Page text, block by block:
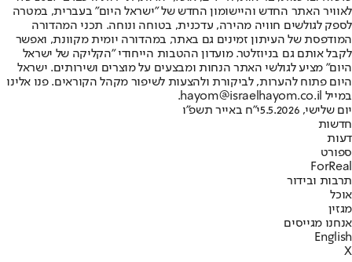
לאוויר האתר החדש והיישומון החדש של "ישראל היום" בעברית, במטרה
לספק לגולשים חוויה מהירה, עדכנית, בטוחה ונוחה. תכני המהדורה
המודפסת של העיתון זמינים גם באתר, במהדורה יומית מקוונת, ואפשר
לקבל אותם גם בניוזלטר. מועדון ההטבות הייחודי "הקליקה של ישראל
היום" מציע לגולשי האתר הנחות ומבצעים על מוצרים ושירותים. ישראל
היום פתוח להערות, לביקורת ולהצעות לשיפור מקהל הקוראים. פנו אלינו
במייל hayom@israelhayom.co.il.
יום שלישי, 5.5.2026
י"ח באייר תשפ"ו
חדשות
דעות
ספורט
ForReal
תרבות ובידור
אוכל
מגזין
אנחנו מגייסים
English
X